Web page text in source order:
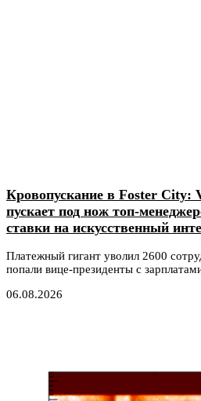
Кровопускание в Foster City:
пускает под нож топ-
ставки на искусственный
Платежный гигант уволил 2600
попали вице-президенты с
06.08.2026